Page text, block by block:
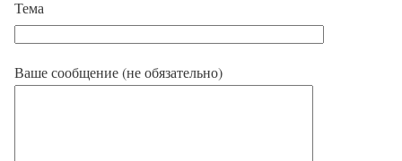
Тема
Ваше сообщение (не обязательно)